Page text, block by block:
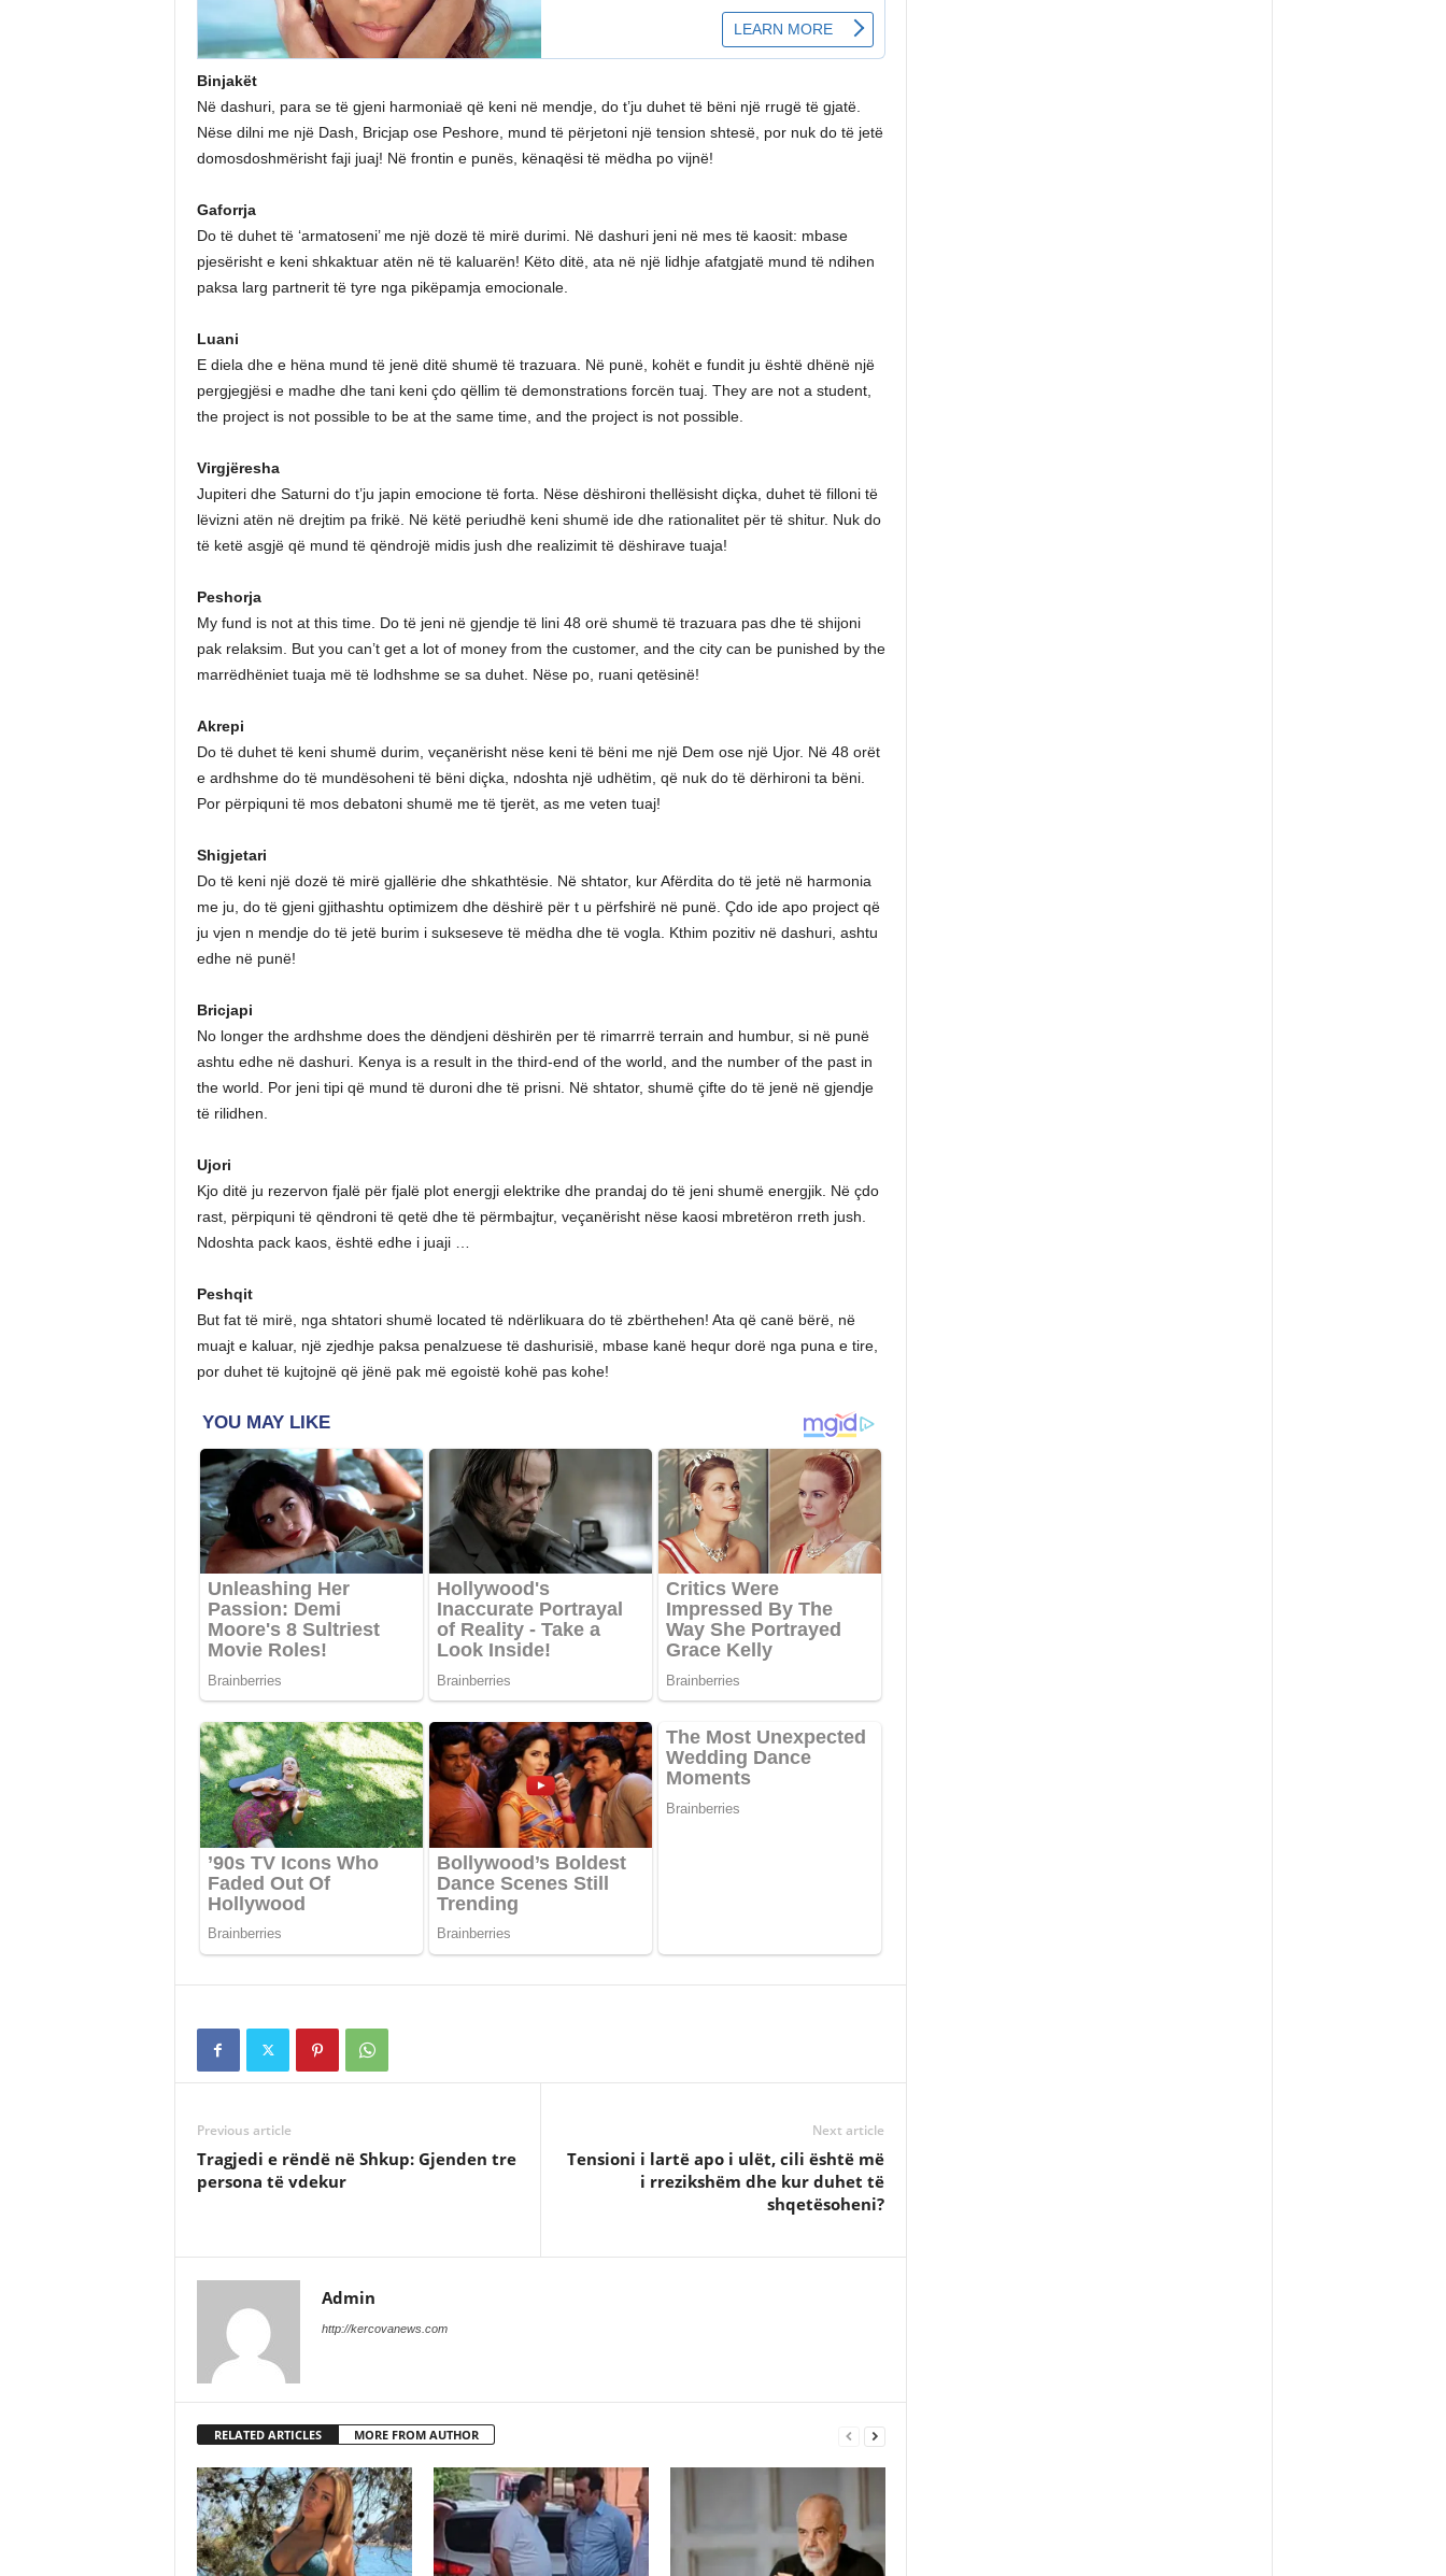
Binjakët
Në dashuri, para se të gjeni harmoniaë që keni në mendje, do t’ju duhet të bëni një rrugë të gjatë.
Nëse dilni me një Dash, Bricjap ose Peshore, mund të përjetoni një tension shtesë, por nuk do të jetë
domosdoshmërisht faji juaj! Në frontin e punës, kënaqësi të mëdha po vijnë!
Gaforrja
Do të duhet të ‘armatoseni’ me një dozë të mirë durimi. Në dashuri jeni në mes të kaosit: mbase
pjesërisht e keni shkaktuar atën në të kaluarën! Këto ditë, ata në një lidhje afatgjatë mund të ndihen
paksa larg partnerit të tyre nga pikëpamja emocionale.
Luani
E diela dhe e hëna mund të jenë ditë shumë të trazuara. Në punë, kohët e fundit ju është dhënë një
pergjegjësi e madhe dhe tani keni çdo qëllim të demonstrations forcën tuaj. They are not a student,
the project is not possible to be at the same time, and the project is not possible.
Virgjëresha
Jupiteri dhe Saturni do t’ju japin emocione të forta. Nëse dëshironi thellësisht diçka, duhet të filloni të
lëvizni atën në drejtim pa frikë. Në këtë periudhë keni shumë ide dhe rationalitet për të shitur. Nuk do
të ketë asgjë që mund të qëndrojë midis jush dhe realizimit të dëshirave tuaja!
Peshorja
My fund is not at this time. Do të jeni në gjendje të lini 48 orë shumë të trazuara pas dhe të shijoni
pak relaksim. But you can’t get a lot of money from the customer, and the city can be punished by the
marrëdhëniet tuaja më të lodhshme se sa duhet. Nëse po, ruani qetësinë!
Akrepi
Do të duhet të keni shumë durim, veçanërisht nëse keni të bëni me një Dem ose një Ujor. Në 48 orët
e ardhshme do të mundësoheni të bëni diçka, ndoshta një udhëtim, që nuk do të dërhironi ta bëni.
Por përpiquni të mos debatoni shumë me të tjerët, as me veten tuaj!
Shigjetari
Do të keni një dozë të mirë gjallërie dhe shkathtësie. Në shtator, kur Afërdita do të jetë në harmonia
me ju, do të gjeni gjithashtu optimizem dhe dëshirë për t u përfshirë në punë. Çdo ide apo project që
ju vjen n mendje do të jetë burim i sukseseve të mëdha dhe të vogla. Kthim pozitiv në dashuri, ashtu
edhe në punë!
Bricjapi
No longer the ardhshme does the dëndjeni dëshirën per të rimarrrë terrain and humbur, si në punë
ashtu edhe në dashuri. Kenya is a result in the third-end of the world, and the number of the past in
the world. Por jeni tipi që mund të duroni dhe të prisni. Në shtator, shumë çifte do të jenë në gjendje
të rilidhen.
Ujori
Kjo ditë ju rezervon fjalë për fjalë plot energji elektrike dhe prandaj do të jeni shumë energjik. Në çdo
rast, përpiquni të qëndroni të qetë dhe të përmbajtur, veçanërisht nëse kaosi mbretëron rreth jush.
Ndoshta pack kaos, është edhe i juaji …
Peshqit
But fat të mirë, nga shtatori shumë located të ndërlikuara do të zbërthehen! Ata që canë bërë, në
muajt e kaluar, një zjedhje paksa penalzuese të dashurisië, mbase kanë hequr dorë nga puna e tire,
por duhet të kujtojnë që jënë pak më egoistë kohë pas kohe!
Previous article
Tragjedi e rëndë në Shkup: Gjenden tre
persona të vdekur
Next article
Tensioni i lartë apo i ulët, cili është më
i rrezikshëm dhe kur duhet të
shqetësoheni?
Admin
http://kercovanews.com
RELATED ARTICLES MORE FROM AUTHOR